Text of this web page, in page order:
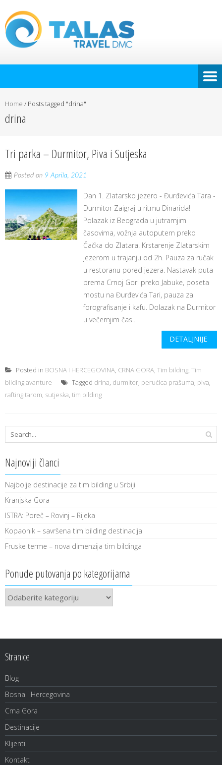
Home / Posts tagged "drina"
drina
Tri parka – Durmitor, Piva i Sutjeska
Posted on 9 Aprila, 2021
Dan 1. Zlatarsko jezero - Đurđevića Tara -
Durmitor Zaigraj u ritmu Dinarida!
Polazak iz Beograda u jutrarnjim
časovima, vožnja autoputem preko
Čačka do Zlatara. Krstarenje Zlatarskim
jezerom u trajanju od 2h. Pauza za ručak
u restoranu pored jezera. Nastavak puta
prema Crnoj Gori preko Jabuke, poseta
mostu na Đurđevića Tari, pauza za
forografisanje i kafu. Dolazak na Durmitor
u večernjim čas...
DETALJNIJE
Posted in BOSNA I HERCEGOVINA, CRNA GORA, Tim bilding, Tim
bilding avanture
Tagged drina, durmitor, perućica prašuma, piva,
rafting tarom, sutjeska, tim bilding
Najnoviji članci
Najbolje destinacije za tim bilding u Srbiji
Kranjska Gora
ISTRA: Poreč – Rovinj – Rijeka
Kopaonik – savršena tim bilding destinacija
Fruske terme – nova dimenzija tim bildinga
Ponude putovanja po kategorijama
Ponude
putovanja
Stranice
Blog
Bosna i Hercegovina
Crna Gora
Destinacije
Klijenti
Kontakt